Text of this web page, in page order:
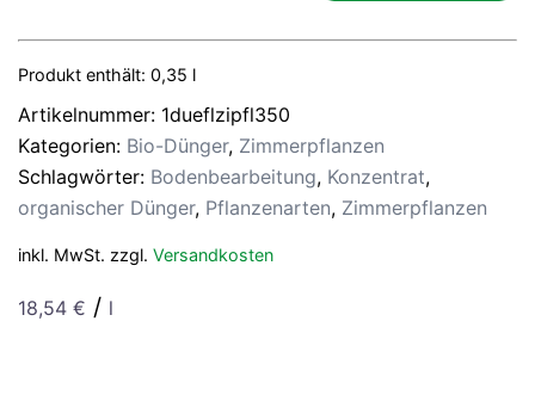
350
ml
Menge
Produkt enthält: 0,35 l
Artikelnummer: 1dueflzipfl350
Kategorien: Bio-Dünger, Zimmerpflanzen
Schlagwörter: Bodenbearbeitung, Konzentrat,
organischer Dünger, Pflanzenarten, Zimmerpflanzen
inkl. MwSt. zzgl. Versandkosten
18,54 € / l